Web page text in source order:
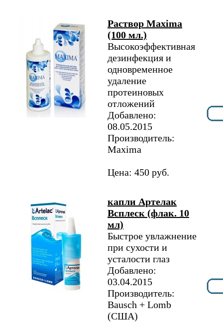
Раствор Maxima
(100 мл.)
Высокоэффективная
дезинфекция и
одновременное
удаление
протеиновых
отложений
Добавлено:
08.05.2015
Производитель:
Maxima
Цена: 450 руб.
капли Артелак
Всплеск (флак. 10
мл)
Быстрое увлажнение
при сухости и
усталости глаз
Добавлено:
03.04.2015
Производитель:
Bausch + Lomb
(США)